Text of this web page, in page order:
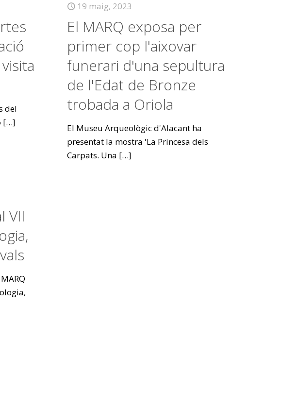
del
[…]
19 maig, 2023
El MARQ exposa per
primer cop l'aixovar
funerari d'una sepultura
de l'Edat de Bronze
trobada a Oriola
El Museu Arqueològic d'Alacant ha
presentat la mostra 'La Princesa dels
Carpats. Una […]
VII